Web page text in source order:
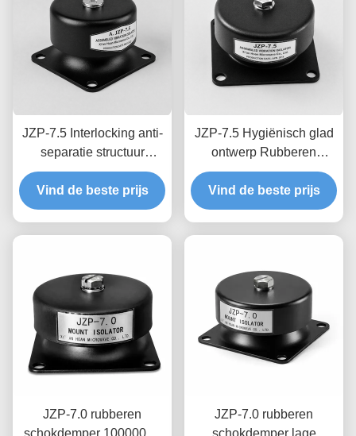
JZP-7.5 Interlocking anti-
separatie structuur
Rubberen schokdemper
met permanent gevormde
partij traceerbaarheid
Vind de beste prijs
JZP-7.5 Hygiënisch glad
ontwerp Rubberen
schokdemper met
gemakkelijk wassen
Progressieve kussen
Vind de beste prijs
JZP-7.0 rubberen
schokdemper 1000000+
JZP-7.0 rubberen
schokdemper lage